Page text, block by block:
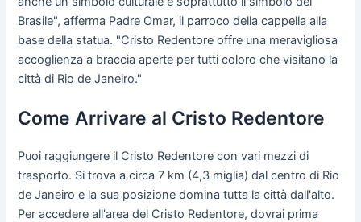
Brasile", afferma Padre Omar, il parroco della cappella alla
base della statua. "Cristo Redentore offre una meravigliosa
accoglienza a braccia aperte per tutti coloro che visitano la
città di Rio de Janeiro."
Come Arrivare al Cristo Redentore
Puoi raggiungere il Cristo Redentore con vari mezzi di
trasporto. Si trova a circa 7 km (4,3 miglia) dal centro di Rio
de Janeiro e la sua posizione domina tutta la città dall'alto.
Per accedere all'area del Cristo Redentore, dovrai prima